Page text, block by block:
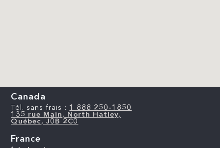
Canada
Tél. sans frais : 1 888 250-1850
135 rue Main, North Hatley,
Québec, J0B 2C0
France